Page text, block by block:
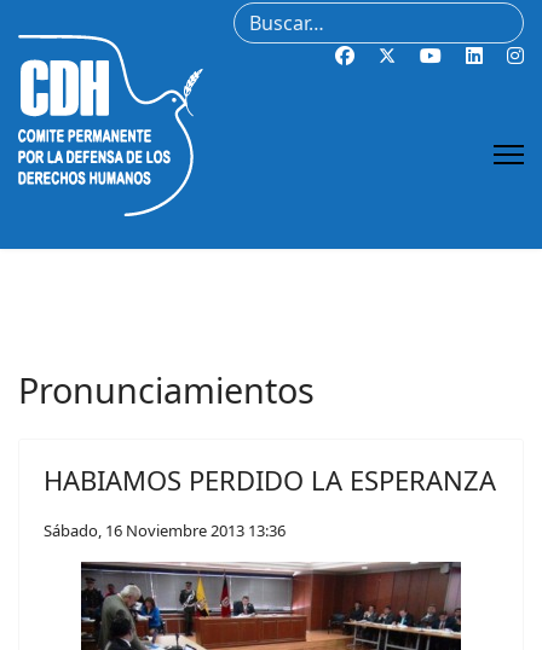
Buscar
Pronunciamientos
HABIAMOS PERDIDO LA ESPERANZA
Sábado, 16 Noviembre 2013 13:36